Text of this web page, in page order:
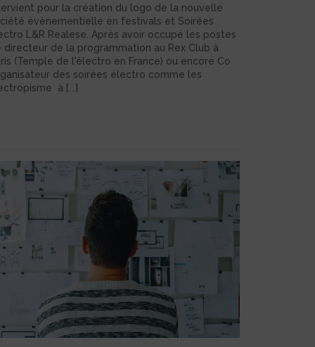
pour la création du logo de la nouvelle
évènementielle en festivals et Soirées
L&R Realese. Après avoir occupé les postes
directeur de la programmation au Rex Club à
(Temple de l'électro en France) ou encore Co
des soirées électro comme les
à [...]